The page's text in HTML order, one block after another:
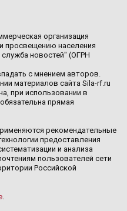
организация
просвещению населения
новостей" (ОГРН
с мнением авторов.
материалов сайта Sila-rf.ru
при использовании в
прямая
рекомендательные
предоставления
и анализа
пользователей сети
Российской
.